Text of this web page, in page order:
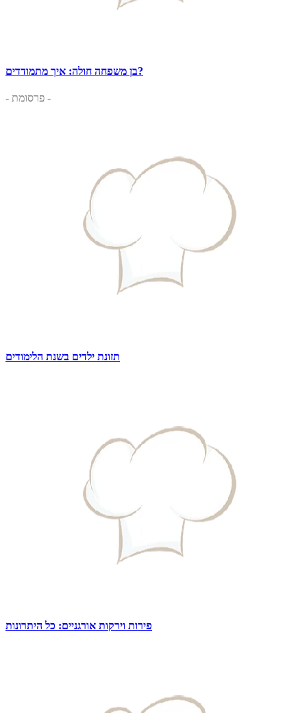
בן משפחה חולה: איך מתמודדים?
- פרסומת -
תזונת ילדים בשנת הלימודים
פירות וירקות אורגניים: כל היתרונות